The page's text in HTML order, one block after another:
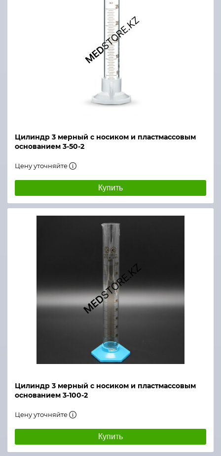
Цилиндр 3 мерный с носиком и пластмассовым
основанием 3-50-2
Цену уточняйте
Купить
Цилиндр 3 мерный с носиком и пластмассовым
основанием 3-100-2
Цену уточняйте
Купить